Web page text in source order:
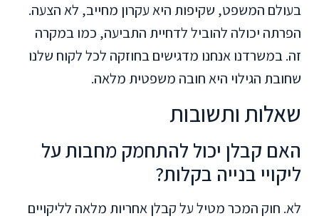
בעולם המשפט, שקיפות היא עקרון מחייב, לא הצעה.
הפרתה יכולה להוביל לדחיית התביעה, כמו במקרה
זה. במשרדנו אנחנו מדגישים בחוזקה לכל לקוח שלנו
שחובת הגילוי היא חובה משפטית מלאה.
שאלות ותשובות
האם קבלן יכול להתחמק מחבות על
ליקויי בנייה בקלות?
לא. חוק המכר מטיל על קבלן אחריות מלאה לליקויים